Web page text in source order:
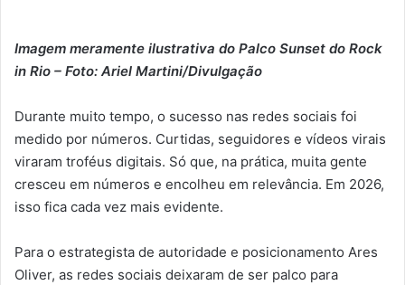
Imagem meramente ilustrativa do Palco Sunset do Rock
in Rio – Foto: Ariel Martini/Divulgação
Durante muito tempo, o sucesso nas redes sociais foi
medido por números. Curtidas, seguidores e vídeos virais
viraram troféus digitais. Só que, na prática, muita gente
cresceu em números e encolheu em relevância. Em 2026,
isso fica cada vez mais evidente.
Para o estrategista de autoridade e posicionamento Ares
Oliver, as redes sociais deixaram de ser palco para